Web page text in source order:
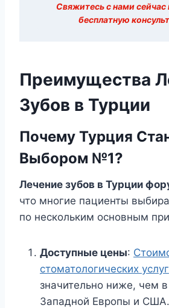
Свяжитесь с нами сейчас
бесплатную
Преимущества
Зубов в Турции
Почему Турция
Выбором №1?
Лечение зубов в Турции
что многие пациенты
по нескольким основным
Доступные цены:
стоматологических услуг
значительно ниже, чем
Западной Европы и США.